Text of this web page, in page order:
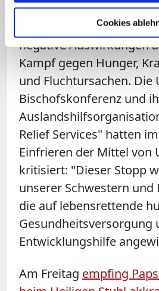
Cookies
Deutschland, loben
Engagement von USAID
negative Auswirkungen
Kampf gegen Hunger,
und Fluchtursachen. Die
Bischofskonferenz und
Relief Services" hatten
Einfrieren der Mittel von
kritisiert: "Dieser Stopp
unserer Schwestern und
die auf lebensrettende
Gesundheitsversorgung
Entwicklungshilfe
Am Freitag empfing